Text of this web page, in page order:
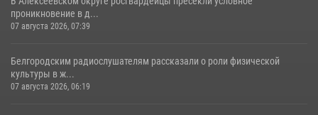
проникновение в д...
07 августа 2026, 07:39
Белгородским радиослушателям рассказали о роли физической
культуры в ж...
07 августа 2026, 06:19